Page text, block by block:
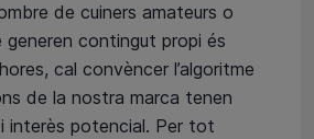
de cuiners amateurs o
generen contingut propi és
cal convèncer l’algoritme
de la nostra marca tenen
interès potencial. Per tot